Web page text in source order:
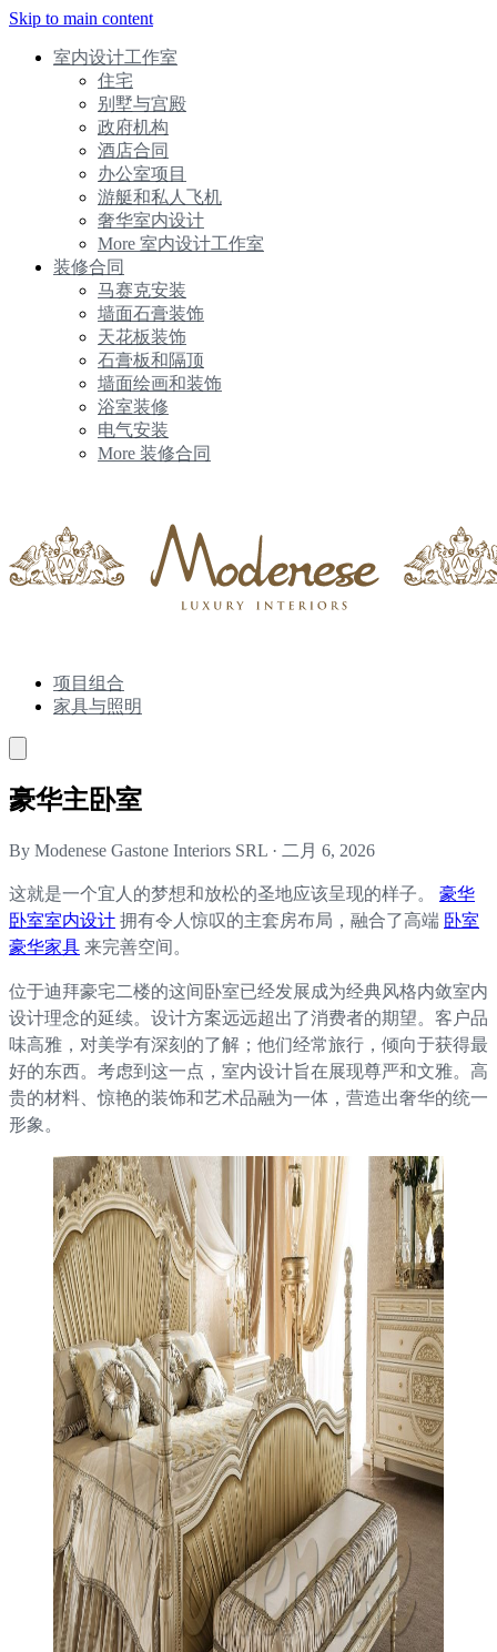
Skip to main content
室内设计工作室
住宅
别墅与宫殿
政府机构
酒店合同
办公室项目
游艇和私人飞机
奢华室内设计
More 室内设计工作室
装修合同
马赛克安装
墙面石膏装饰
天花板装饰
石膏板和隔顶
墙面绘画和装饰
浴室装修
电气安装
More 装修合同
项目组合
家具与照明
豪华主卧室
By Modenese Gastone Interiors SRL · 二月 6, 2026
这就是一个宜人的梦想和放松的圣地应该呈现的样子。 豪华
卧室室内设计 拥有令人惊叹的主套房布局，融合了高端 卧室
豪华家具 来完善空间。
位于迪拜豪宅二楼的这间卧室已经发展成为经典风格内敛室内
设计理念的延续。设计方案远远超出了消费者的期望。客户品
味高雅，对美学有深刻的了解；他们经常旅行，倾向于获得最
好的东西。考虑到这一点，室内设计旨在展现尊严和文雅。高
贵的材料、惊艳的装饰和艺术品融为一体，营造出奢华的统一
形象。